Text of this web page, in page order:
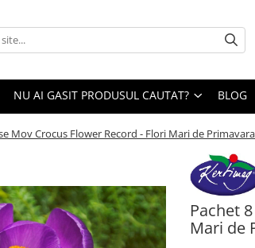
NU AI GASIT PRODUSUL CAUTAT? BLOG
Mov Crocus Flower Record - Flori Mari de
Pachet
Mari de